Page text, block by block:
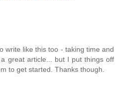
write like this too - taking time and
great article... but I put things off
to get started. Thanks though.